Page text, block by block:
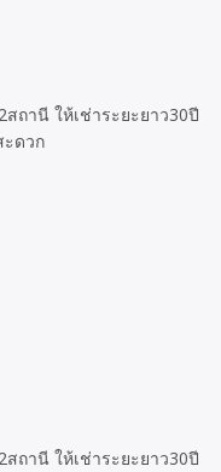
ถานี ให้เช่าระยะยาว30ปี
ะดวก
ถานี ให้เช่าระยะยาว30ปี